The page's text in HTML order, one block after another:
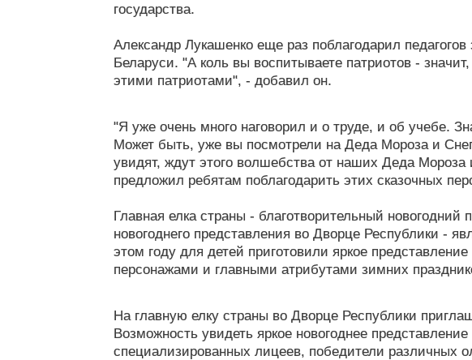
государства.
Александр Лукашенко еще раз поблагодарил
Беларуси. "А коль вы воспитываете патриотов -
этими патриотами", - добавил он.
"Я уже очень много наговорил и о труде, и об учебе.
Может быть, уже вы посмотрели на Деда Мороза и
увидят, ждут этого волшебства от наших Деда
предложил ребятам поблагодарить этих сказочных
Главная елка страны - благотворительный
новогоднего представления во Дворце Республики -
этом году для детей приготовили яркое
персонажами и главными атрибутами зимних
На главную елку страны во Дворце Республики
Возможность увидеть яркое новогоднее
специализированных лицеев, победители различных